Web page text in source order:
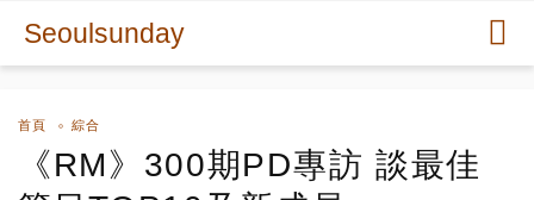
Seoulsunday
首頁 綜合
《RM》300期PD專訪 談最佳